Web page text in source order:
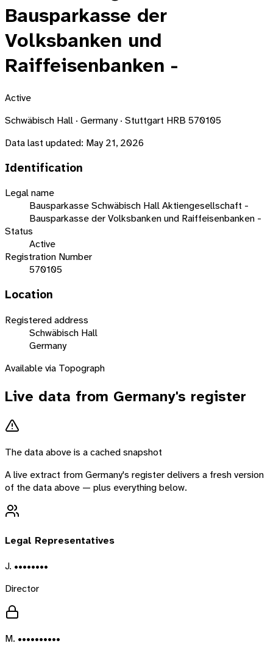
Bausparkasse der
Volksbanken und
Raiffeisenbanken -
Active
Schwäbisch Hall · Germany · Stuttgart HRB 570105
Data last updated: May 21, 2026
Identification
Legal name
Bausparkasse Schwäbisch Hall Aktiengesellschaft -
Bausparkasse der Volksbanken und Raiffeisenbanken -
Status
Active
Registration Number
570105
Location
Registered address
Schwäbisch Hall
Germany
Available via Topograph
Live data from Germany's register
The data above is a cached snapshot
A live extract fromGermany's register delivers a fresh version
of the data above — plus everything below.
Legal Representatives
J. ••••••••
Director
M. ••••••••••